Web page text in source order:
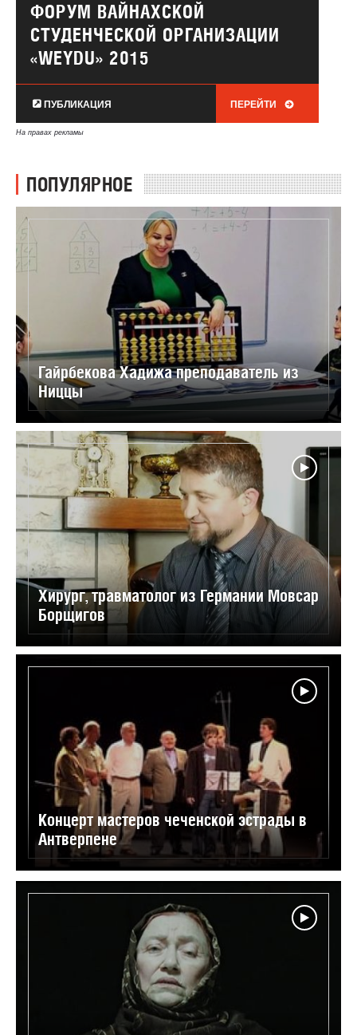
ФОРУМ ВАЙНАХСКОЙ
СТУДЕНЧЕСКОЙ ОРГАНИЗАЦИИ
«WEYDU» 2015
ПУБЛИКАЦИЯ ПЕРЕЙТИ
На правах рекламы
ПОПУЛЯРНОЕ
Гайрбекова Хадижа преподаватель из
Ниццы
Хирург, травматолог из Германии Мовсар
Борщигов
Концерт мастеров чеченской эстрады в
Антверпене